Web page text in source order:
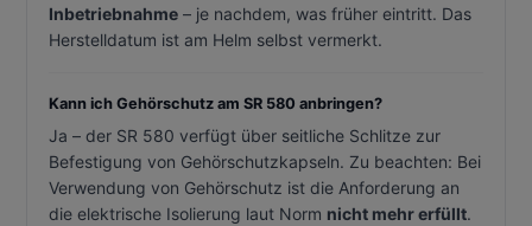
Inbetriebnahme – je nachdem, was früher eintritt. Das
Herstelldatum ist am Helm selbst vermerkt.
Kann ich Gehörschutz am SR 580 anbringen?
Ja – der SR 580 verfügt über seitliche Schlitze zur
Befestigung von Gehörschutzkapseln. Zu beachten: Bei
Verwendung von Gehörschutz ist die Anforderung an
die elektrische Isolierung laut Norm nicht mehr erfüllt.